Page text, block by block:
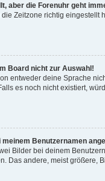
aber die Forenuhr geht
Zeitzone richtig eingestellt
Board nicht zur Auswahl!
entweder deine Sprache
es noch nicht existiert,
Benutzernamen
Bilder bei deinem
Das andere, meist größere,